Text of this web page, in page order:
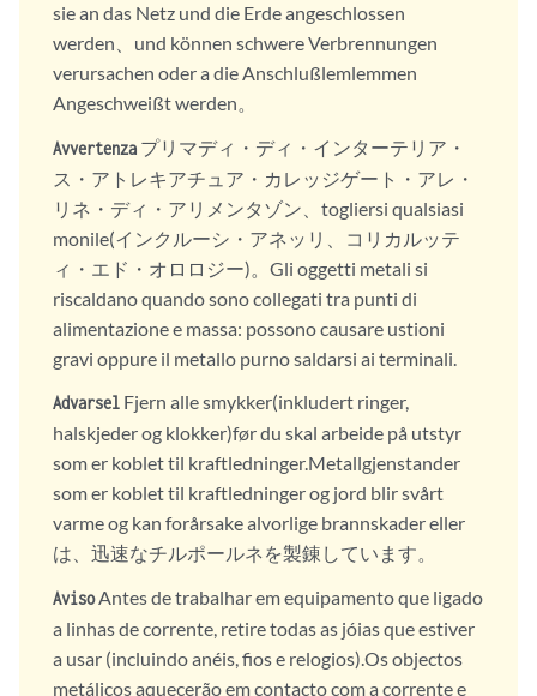
sie an das Netz und die Erde angeschlossen
werden、und können schwere Verbrennungen
verursachen oder a die Anschlußlemlemmen
Angeschweißt werden。
Avvertenza プリマディ・ディ・インターテリア・
ス・アトレキアチュア・カレッジゲート・アレ・
リネ・ディ・アリメンタゾン、togliersi qualsiasi
monile(インクルーシ・アネッリ、コリカルッテ
ィ・エド・オロロジー)。Gli oggetti metali si
riscaldano quando sono collegati tra punti di
alimentazione e massa: possono causare ustioni
gravi oppure il metallo purno saldarsi ai terminali.
Advarsel Fjern alle smykker(inkludert ringer,
halskjeder og klokker)før du skal arbeide på utstyr
som er koblet til kraftledninger.Metallgjenstander
som er koblet til kraftledninger og jord blir svårt
varme og kan forårsake alvorlige brannskader eller
は、迅速なチルポールネを製錬しています。
AvisoAntes de trabalhar em equipamento que ligado
a linhas de corrente, retire todas as jóias que estiver
a usar (incluindo anéis, fios e relogios).Os objectos
metálicos aquecerão em contacto com a corrente e